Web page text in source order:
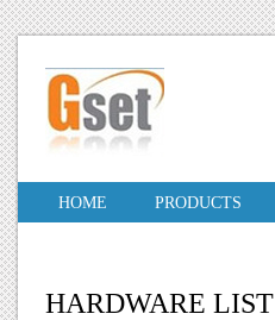
HOME PRODUCTS
HARDWARE LIST